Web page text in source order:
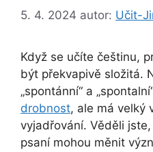
5. 4. 2024 autor: Učit-
Když se učíte češtinu,
být překvapivě složitá.
„spontánní“ a
drobnost, ale má velký
vyjadřování. Věděli
psaní mohou měnit